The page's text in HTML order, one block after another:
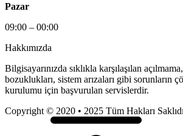
Pazar
09:00 – 00:00
Hakkımızda
Bilgisayarınızda sıklıkla karşılaşılan
bozuklukları, sistem arızaları gibi sorunların
kurulumu için başvurulan servislerdir.
Copyright © 2020 • 2025 Tüm Hakları